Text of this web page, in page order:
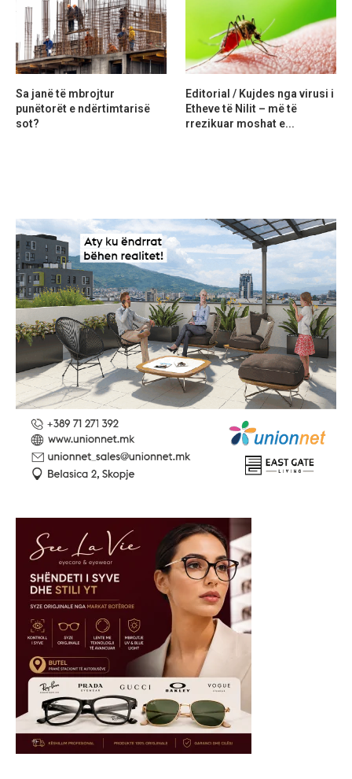
Sa janë të mbrojtur
punëtorët e ndërtimtarisë
sot?
Editorial / Kujdes nga virusi i
Etheve të Nilit – më të
rrezikuar moshat e...